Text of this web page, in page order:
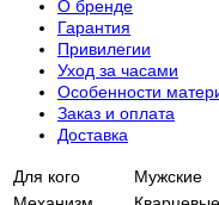
О бренде
Гарантия
Привилегии
Уход за часами
Особенности
Заказ и оплата
Доставка
Для кого
Мужские